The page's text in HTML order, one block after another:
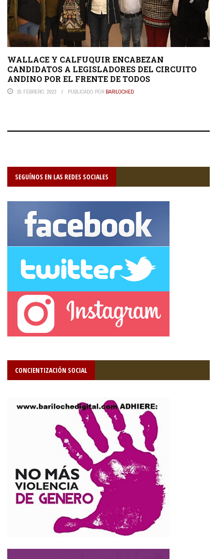
WALLACE Y CALFUQUIR ENCABEZAN
CANDIDATOS A LEGISLADORES DEL CIRCUITO
ANDINO POR EL FRENTE DE TODOS
15 FEBRERO, 2023 PUBLICADO POR BARILOCHED
SEGUÍNOS EN LAS REDES SOCIALES
CONCIENTIZACIÓN SOCIAL